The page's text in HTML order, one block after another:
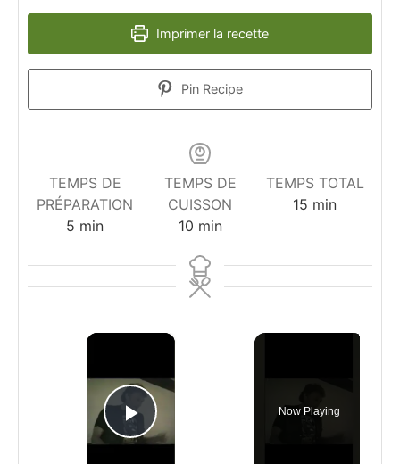
Imprimer la recette
Pin Recipe
TEMPS DE
PRÉPARATION
5 minutes
min
TEMPS DE
CUISSON
10minutes
min
TEMPS TOTAL
15 minutes
min
×
Play Video
Now Playing